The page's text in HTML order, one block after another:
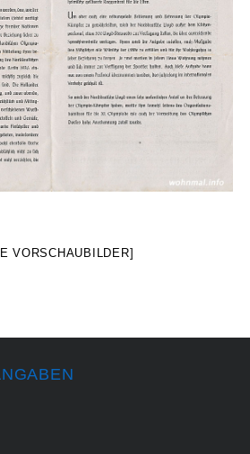
VORSCHAUBILDER]